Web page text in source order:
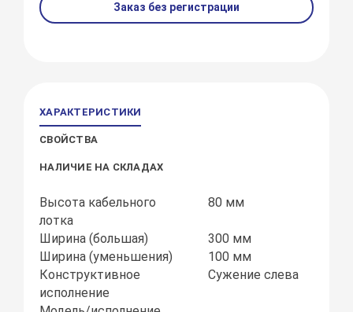
Заказ без регистрации
ХАРАКТЕРИСТИКИ
СВОЙСТВА
НАЛИЧИЕ НА СКЛАДАХ
Высота кабельного
лотка
80 мм
Ширина (большая)
300 мм
Ширина (уменьшения)
100 мм
Конструктивное
исполнение
Сужение слева